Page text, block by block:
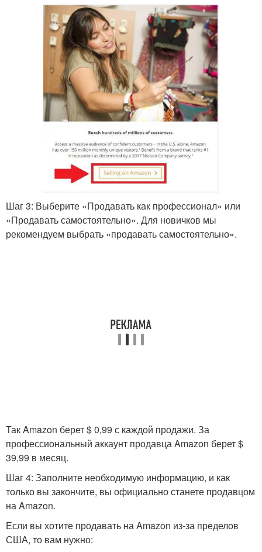
Шаг 3: Выберите «Продавать как профессионал» или
«Продавать самостоятельно». Для новичков мы
рекомендуем выбрать «продавать самостоятельно».
Так Amazon берет $ 0,99 с каждой продажи. За
профессиональный аккаунт продавца Amazon берет $
39,99 в месяц.
Шаг 4: Заполните необходимую информацию, и как
только вы закончите, вы официально станете продавцом
на Amazon.
Если вы хотите продавать на Amazon из-за пределов
США, то вам нужно: